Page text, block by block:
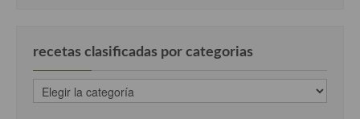
recetas clasificadas por categorias
recetas
clasificadas